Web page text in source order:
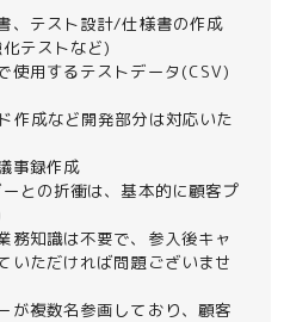
、テスト設計/仕様書の作成
テストなど)
使用するテストデータ(CSV)
作成など開発部分は対応いた
事録作成
との折衝は、基本的に顧客プ
務知識は不要で、参入後キャ
いただければ問題ございませ
が複数名参画しており、顧客